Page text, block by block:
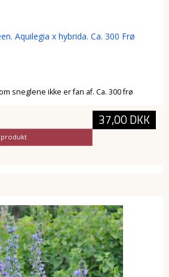
Aquilegia x hybrida. Ca. 300 Frø
sneglene ikke er fan af. Ca. 300 frø
37,00 DKK
produkt